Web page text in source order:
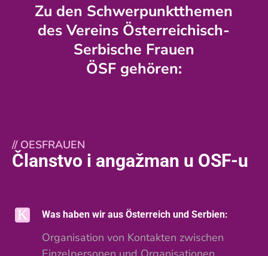
Zu den Schwerpunktthemen
des Vereins Österreichisch-
Serbische Frauen
ÖSF gehören:
// OESFRAUEN
Članstvo i angažman u OSF-u
Was haben wir aus Österreich und Serbien:
Organisation von Kontakten zwischen